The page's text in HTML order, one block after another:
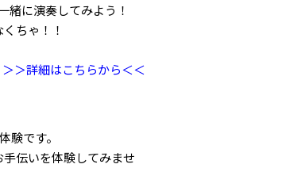
に演奏してみよう！
ちゃ！！
＞＞詳細はこちらから＜＜
験です。
伝いを体験してみませ